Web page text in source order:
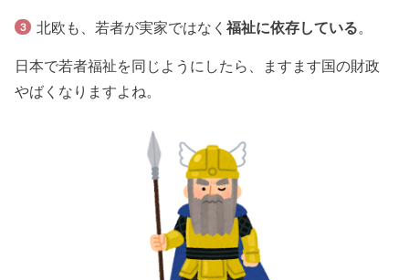
北欧も、若者が実家ではなく 福祉に依存している
日本で若者福祉を同じようにしたら、ますます国の財政
やばくなりますよね。